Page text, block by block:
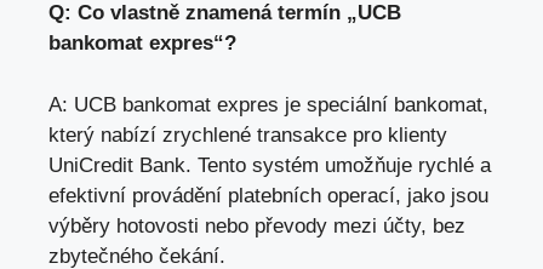
Q: Co vlastně znamená termín „UCB
bankomat expres“?
A: UCB bankomat expres je speciální bankomat,
který nabízí zrychlené transakce pro klienty
UniCredit Bank. Tento systém umožňuje rychlé a
efektivní provádění platebních operací, jako jsou
výběry hotovosti nebo převody mezi účty, bez
zbytečného čekání.